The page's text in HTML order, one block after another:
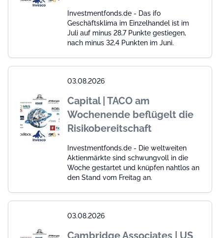
Investmentfonds.de - Das ifo
Geschäftsklima im Einzelhandel ist im
Juli auf minus 28,7 Punkte gestiegen,
nach minus 32,4 Punkten im Juni.
03.08.2026
Capital | TACO am
Wochenende beflügelt die
Risikobereitschaft
Investmentfonds.de - Die weltweiten
Aktienmärkte sind schwungvoll in die
Woche gestartet und knüpfen nahtlos an
den Stand vom Freitag an.
03.08.2026
Cambridge Associates | US